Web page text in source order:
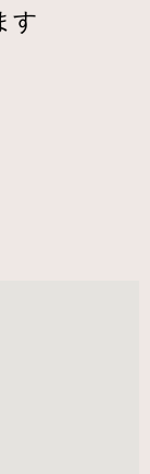
す